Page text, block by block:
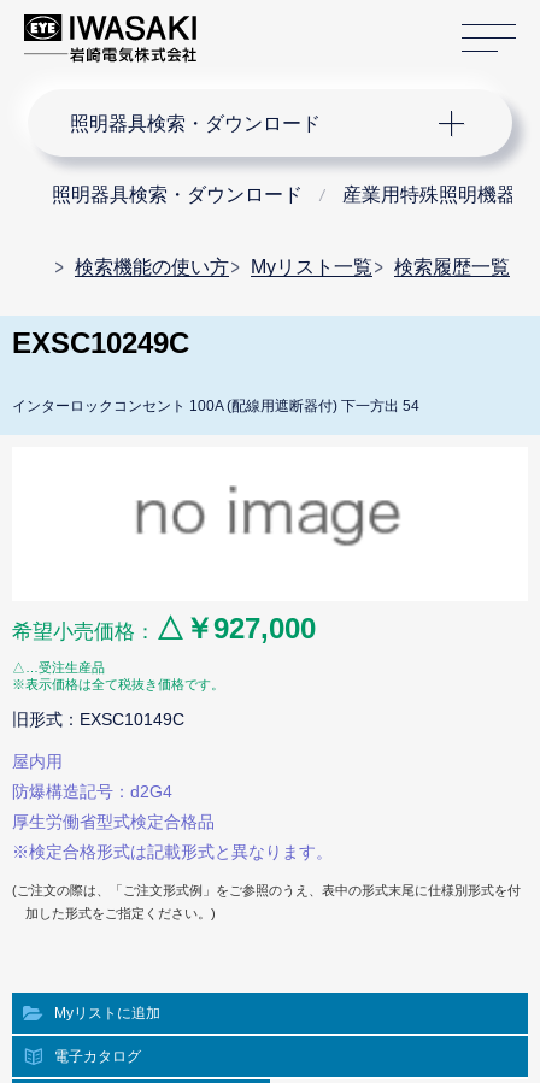
照明器具検索・ダウンロード
照明器具検索・ダウンロード 産業用特殊照明機器
検索機能の使い方 Myリスト一覧 検索履歴一覧
EXSC10249C
インターロックコンセント 100A (配線用遮断器付) 下一方出 54
希望小売価格： △￥927,000
△…受注生産品
※表示価格は全て税抜き価格です。
旧形式：EXSC10149C
屋内用
防爆構造記号：d2G4
厚生労働省型式検定合格品
※検定合格形式は記載形式と異なります。
(ご注文の際は、「ご注文形式例」をご参照のうえ、表中の形式末尾に仕様別形式を付
加した形式をご指定ください。)
Myリストに追加
電子カタログ